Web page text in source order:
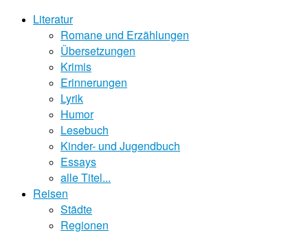
Literatur
Romane und Erzählungen
Übersetzungen
Krimis
Erinnerungen
Lyrik
Humor
Lesebuch
Kinder- und Jugendbuch
Essays
alle Titel...
Reisen
Städte
Regionen